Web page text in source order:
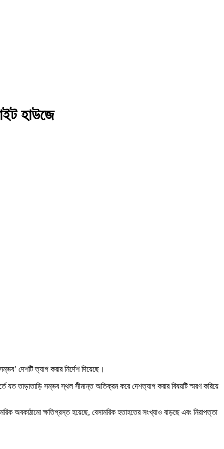
হাউজে
দেশটি ত্যাগ করার নির্দেশ দিয়েছে।
যত তাড়াতাড়ি সম্ভব স্থল সীমান্ত অতিক্রম করে দেশত্যাগ করার বিষয়টি স্মরণ করিয়ে
অবকাঠামো ক্ষতিগ্রস্ত হয়েছে, বেসামরিক হতাহতের সংখ্যাও বাড়ছে এবং নিরাপত্তা